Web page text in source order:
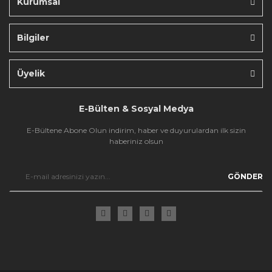
Bilgiler
Üyelik
E-Bülten & Sosyal Medya
E-Bültene Abone Olun indirim, haber ve duyurulardan ilk sizin
haberiniz olsun
GÖNDER